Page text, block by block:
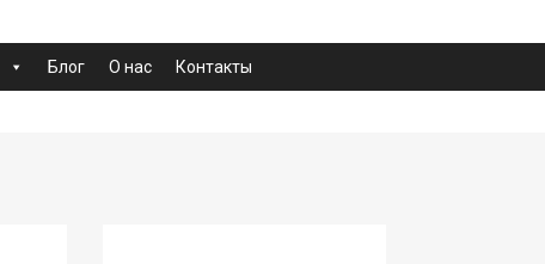
Блог О нас Контакты